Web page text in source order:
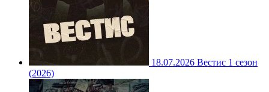
18.07.2026 Вестис 1 сезон
(2026)